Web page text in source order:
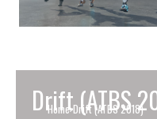
Home Drift (ATBS 2018)
Drift (ATBS